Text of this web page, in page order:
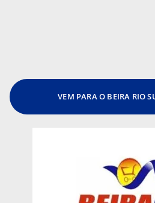
VEM PARA O BEIRA RIO